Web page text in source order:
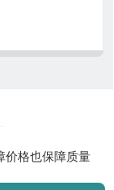
价格也保障质量